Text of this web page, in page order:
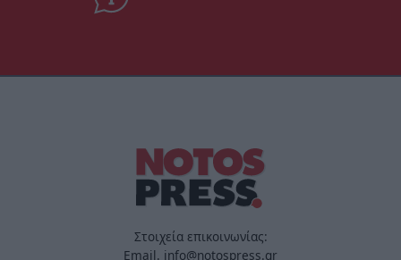
Στοιχεία επικοινωνίας:
Email. info@notospress.gr